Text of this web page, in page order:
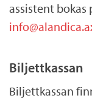
assistent bokas
Biljettkassan
Biljettkassan